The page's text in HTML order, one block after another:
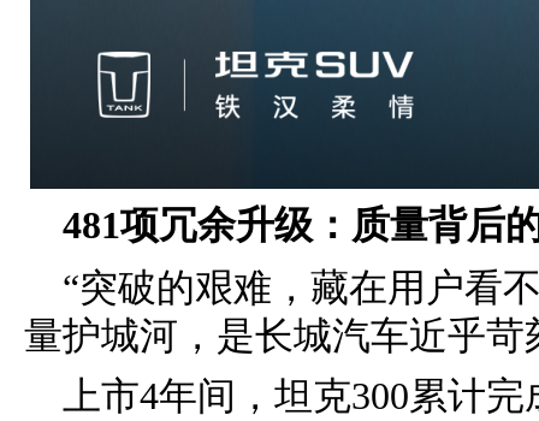
481项冗余升级：质量背后
“突破的艰难，藏在用户看
量护城河，是长城汽车近乎苛
上市4年间，坦克300累计